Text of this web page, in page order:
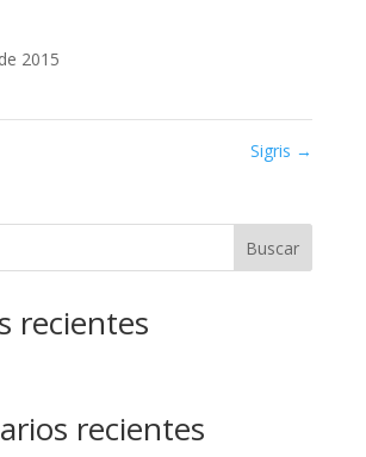
2015
Sigris →
Buscar
recientes
recientes